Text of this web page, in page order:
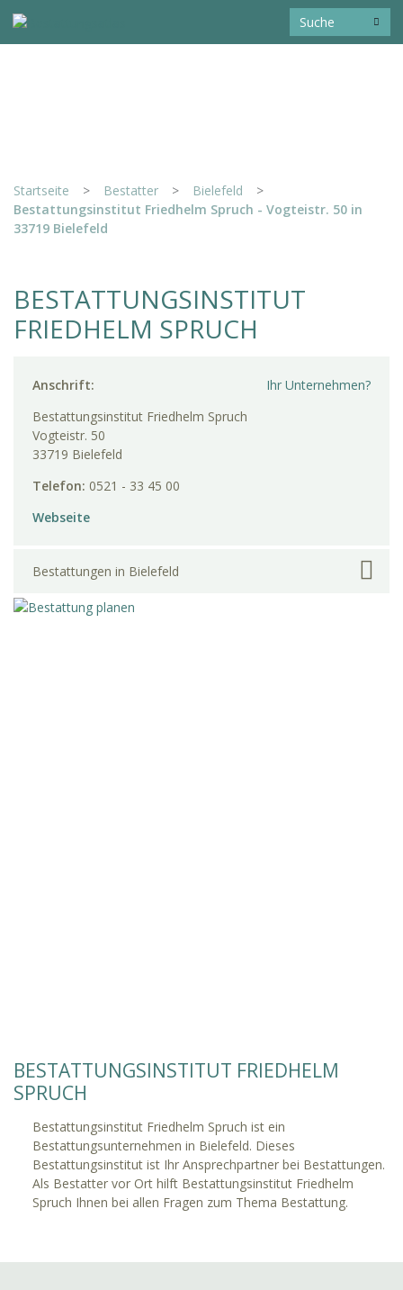
Startseite > Bestatter > Bielefeld
>
Bestattungsinstitut Friedhelm Spruch - Vogteistr. 50 in
33719 Bielefeld
BESTATTUNGSINSTITUT
FRIEDHELM SPRUCH
Ihr Unternehmen?
Anschrift:
Bestattungsinstitut Friedhelm Spruch
Vogteistr. 50
33719 Bielefeld
Telefon: 0521 - 33 45 00
Webseite
Bestattungen in Bielefeld
BESTATTUNGSINSTITUT FRIEDHELM
SPRUCH
Bestattungsinstitut Friedhelm Spruch ist ein
Bestattungsunternehmen in Bielefeld. Dieses
Bestattungsinstitut ist Ihr Ansprechpartner bei Bestattungen.
Als Bestatter vor Ort hilft Bestattungsinstitut Friedhelm
Spruch Ihnen bei allen Fragen zum Thema Bestattung.